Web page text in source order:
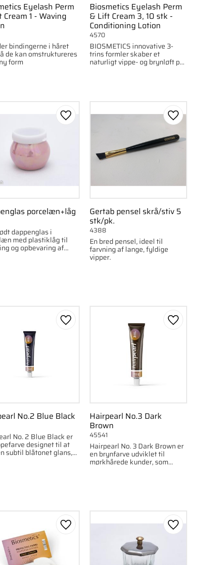
Eyelash Perm
1 - Waving
bindingerne i håret
de kan omstruktureres
form
Biosmetics Eyelash Perm
& Lift Cream 3, 10 stk -
Conditioning Lotion
BIOSMETICS innovative 3-
trins formler skaber et
naturligt vippe- og brynløft på
4570
porcelæn+låg
dappenglas i
med plastiklåg til
og opbevaring af
Gem som favorit
Gertab pensel skrå/stiv 5
stk/pk.
En bred pensel, ideel til
farvning af lange, fyldige
vipper.
4388
Gem
No.2 Blue Black
No. 2 Blue Black er
designet til at
subtil blåtonet glans,
Gem som favorit
Hairpearl No.3 Dark
Brown
Hairpearl No. 3 Dark Brown er
en brynfarve udviklet til
mørkhårede kunder, som
45541
Gem
Gem som favorit Gem